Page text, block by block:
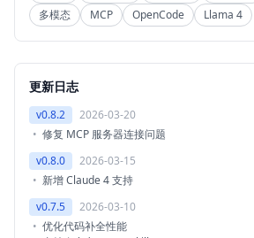
多模态
MCP OpenCode Llama 4
更新日志
v0.8.2
2026-03-20
修复 MCP 服务器连接问题
v0.8.0
2026-03-15
新增 Claude 4 支持
v0.7.5
2026-03-10
优化代码补全性能